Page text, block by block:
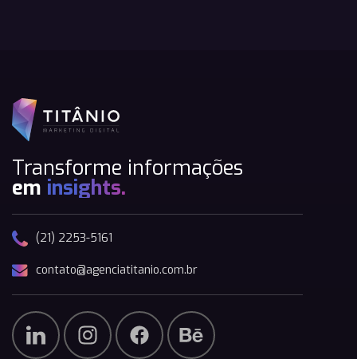
Transforme informações
em insights.
(21) 2253-5161
contato@agenciatitanio.com.br